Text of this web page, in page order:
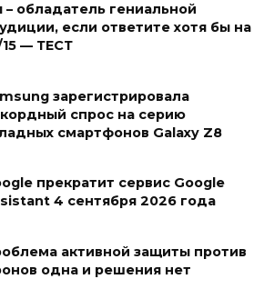
– обладатель гениальной
если ответите хотя бы на
15 — ТЕСТ
зарегистрировала
спрос на серию
смартфонов Galaxy Z8
прекратит сервис Google
4 сентября 2026 года
активной защиты против
одна и решения нет